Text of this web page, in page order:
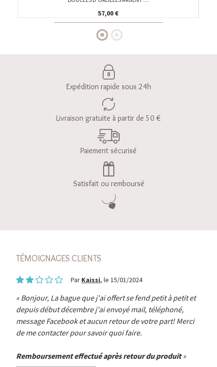
57,00 €
Expédition rapide sous 24h
Livraison gratuite à partir de 50 €
Paiement sécurisé
Satisfait ou remboursé
TÉMOIGNAGES CLIENTS
Par Kaissi, le 15/01/2024
Bonjour, La bague que j'ai offert se fend petit à petit et
depuis début décembre j'ai envoyé mail, téléphoné,
message Facebook et aucun retour de votre part! Merci
de me contacter pour savoir quoi faire.
Remboursement effectué après retour du produit